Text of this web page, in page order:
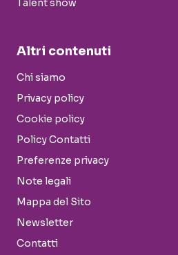
Talent show
Altri contenuti
Chi siamo
Privacy policy
Cookie policy
Policy Contatti
Preferenze privacy
Note legali
Mappa del Sito
Newsletter
Contatti